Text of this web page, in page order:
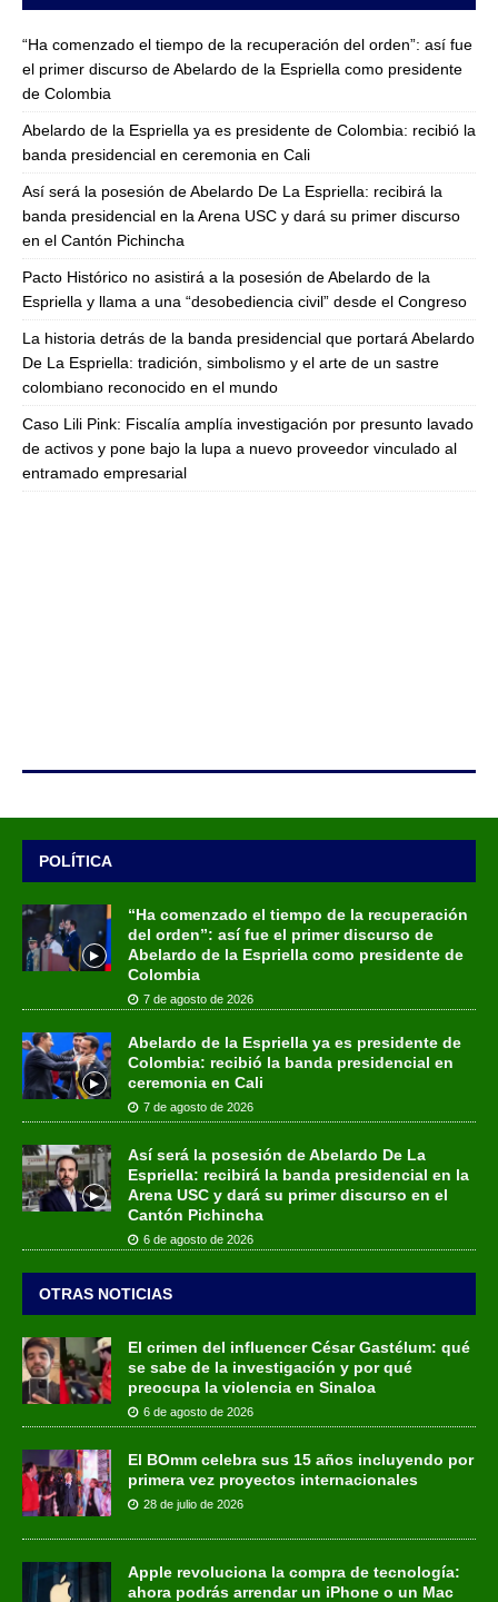
“Ha comenzado el tiempo de la recuperación del orden”: así fue
el primer discurso de Abelardo de la Espriella como presidente
de Colombia
Abelardo de la Espriella ya es presidente de Colombia: recibió la
banda presidencial en ceremonia en Cali
Así será la posesión de Abelardo De La Espriella: recibirá la
banda presidencial en la Arena USC y dará su primer discurso
en el Cantón Pichincha
Pacto Histórico no asistirá a la posesión de Abelardo de la
Espriella y llama a una “desobediencia civil” desde el Congreso
La historia detrás de la banda presidencial que portará Abelardo
De La Espriella: tradición, simbolismo y el arte de un sastre
colombiano reconocido en el mundo
Caso Lili Pink: Fiscalía amplía investigación por presunto lavado
de activos y pone bajo la lupa a nuevo proveedor vinculado al
entramado empresarial
POLÍTICA
“Ha comenzado el tiempo de la recuperación
del orden”: así fue el primer discurso de
Abelardo de la Espriella como presidente de
Colombia
7 de agosto de 2026
Abelardo de la Espriella ya es presidente de
Colombia: recibió la banda presidencial en
ceremonia en Cali
7 de agosto de 2026
Así será la posesión de Abelardo De La
Espriella: recibirá la banda presidencial en la
Arena USC y dará su primer discurso en el
Cantón Pichincha
6 de agosto de 2026
OTRAS NOTICIAS
El crimen del influencer César Gastélum: qué
se sabe de la investigación y por qué
preocupa la violencia en Sinaloa
6 de agosto de 2026
El BOmm celebra sus 15 años incluyendo por
primera vez proyectos internacionales
28 de julio de 2026
Apple revoluciona la compra de tecnología:
ahora podrás arrendar un iPhone o un Mac